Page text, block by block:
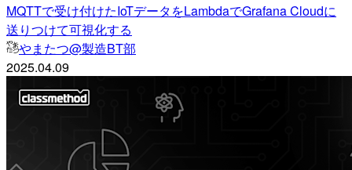
MQTTで受け付けたIoTデータをLambdaでGrafana Cloudに
送りつけて可視化する
やまたつ@製造BT部
2025.04.09